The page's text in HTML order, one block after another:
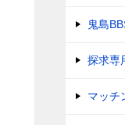
鬼島
探求専
マッチ